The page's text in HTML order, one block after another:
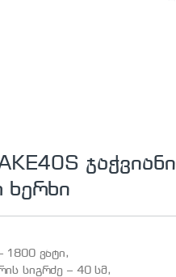
ჯაჭვიანი
1800 ვატი,
სიგრძე – 40 სმ,